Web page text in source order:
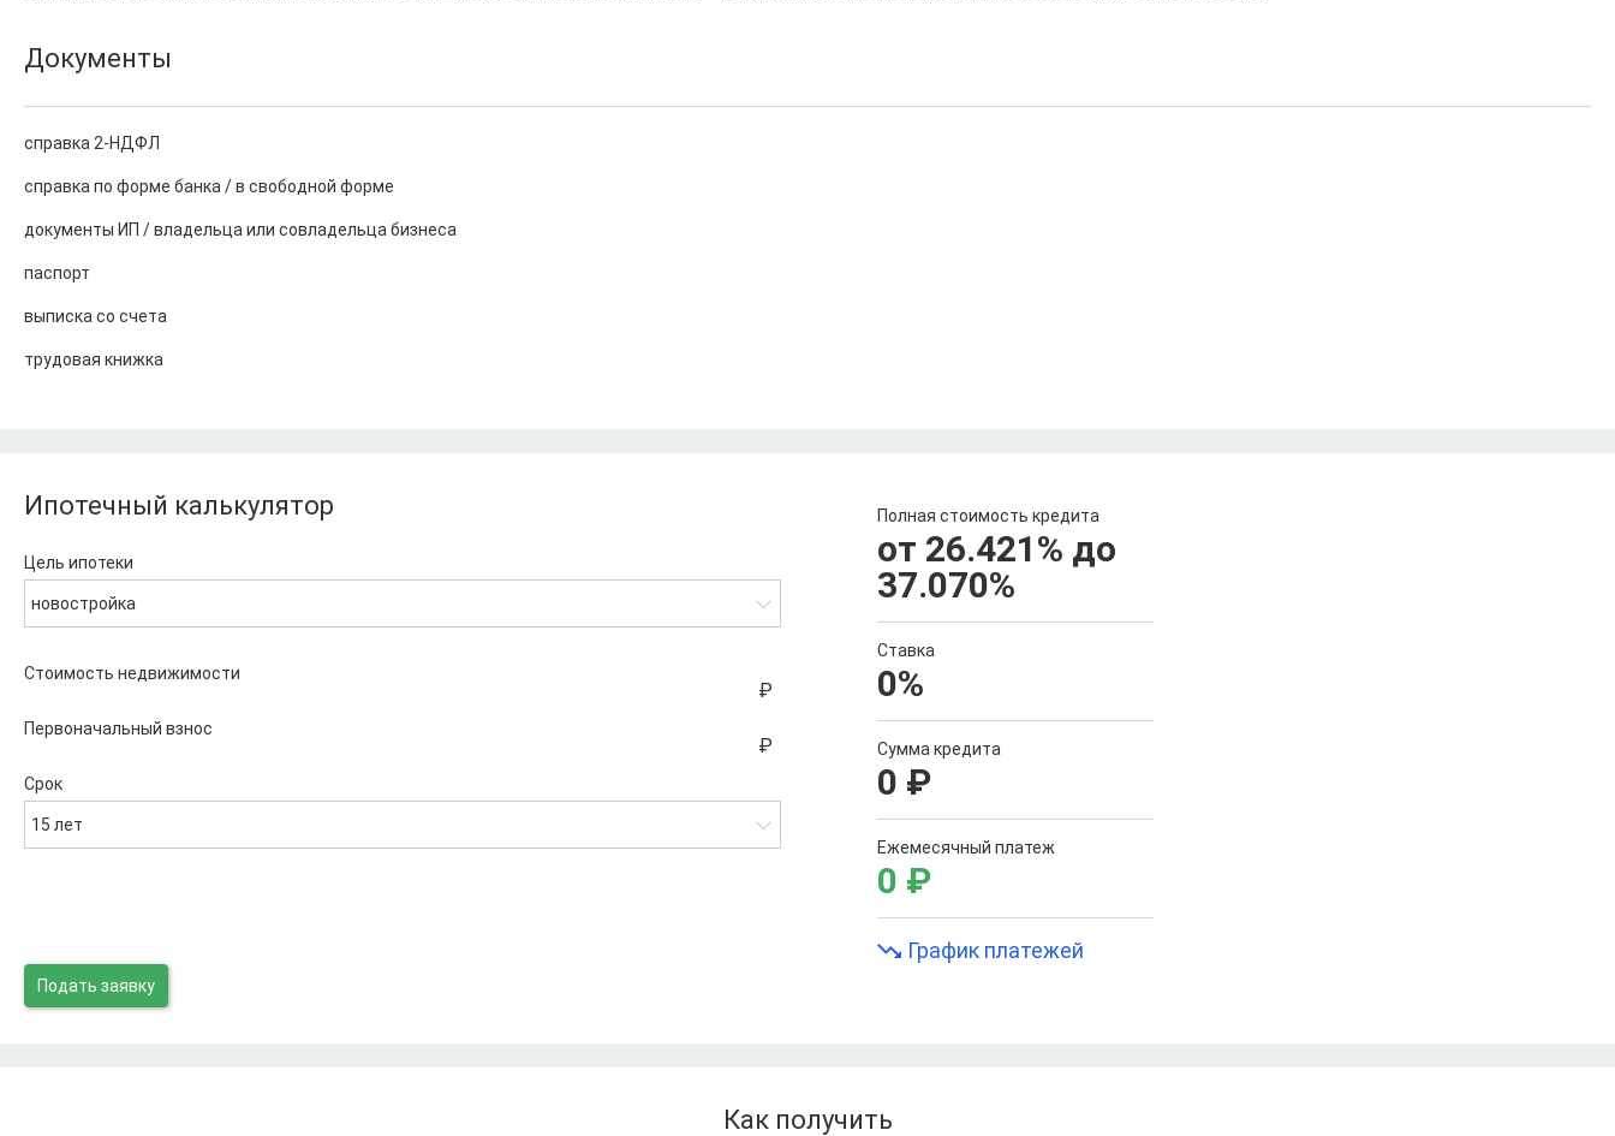
Документы
справка 2-НДФЛ
справка по форме банка / в свободной форме
документы ИП / владельца или совладельца бизнеса
паспорт
выписка со счета
трудовая книжка
Ипотечный калькулятор
Цель ипотеки
новостройка
Стоимость недвижимости
Первоначальный взнос
Срок
15 лет
Полная стоимость кредита
от 26.421% до
37.070%
Ставка
0%
Сумма кредита
0 ₽
Ежемесячный платеж
0 ₽
График платежей
Подать заявку
Как получить